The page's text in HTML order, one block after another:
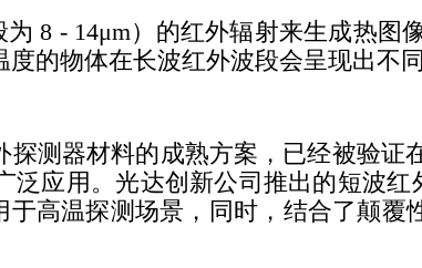
8 - 14μm）的红外辐射来生成热图
的物体在长波红外波段会呈现出不
器材料的成熟方案，已经被验证
应用。光达创新公司推出的短波
高温探测场景，同时，结合了颠